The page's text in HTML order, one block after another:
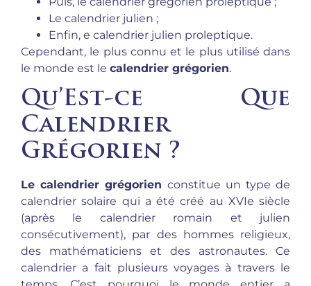
Le calendrier julien ;
Enfin, e calendrier julien proleptique.
Cependant, le plus connu et le plus utilisé dans
le monde est le calendrier grégorien.
Qu’Est-ce Que
Calendrier
Grégorien ?
Le calendrier grégorien constitue un type de
calendrier solaire qui a été créé au XVIe siècle
(après le calendrier romain et julien
consécutivement), par des hommes religieux,
des mathématiciens et des astronautes. Ce
calendrier a fait plusieurs voyages à travers le